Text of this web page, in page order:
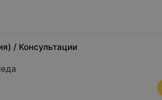
восстановление утраченного зуба
винта с внешней коронкой, на который
зуба, называемый абатментом.
комфортных съёмных протезов в
/ Консультации